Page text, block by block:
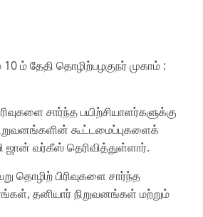
ம் தேதி தொழிற்பழகுநர் முகாம் :
சார்ந்த பயிற்சியாளர்களுக்கு
கூட்டமைப்புகளைக்
வர்கீஸ் தெரிவித்துள்ளார்.
தொழிற் பிரிவுகளை சார்ந்த
தனியார் நிறுவனங்கள் மற்றும்